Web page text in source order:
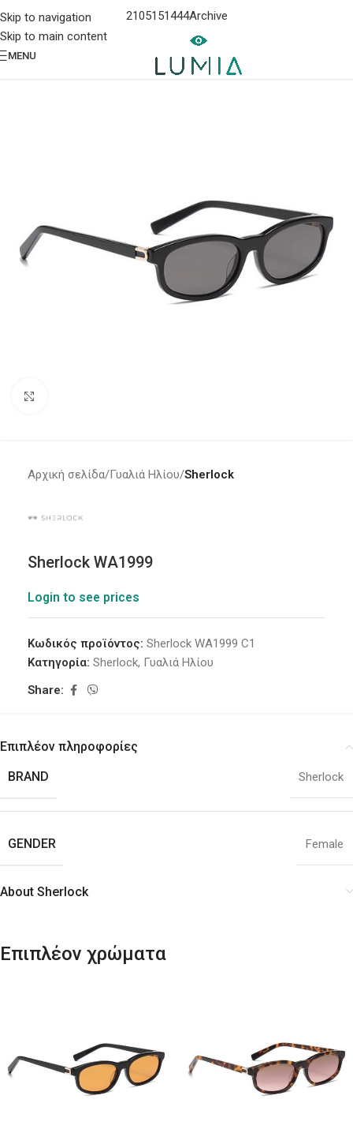
Skip to navigation
Skip to main content
2105151444Archive
MENU
Αρχική σελίδα Γυαλιά Ηλίου Sherlock
Sherlock WA1999
Login to see prices
Κωδικός προϊόντος: Sherlock WA1999 C1
Κατηγορία: Sherlock, Γυαλιά Ηλίου
Share:
Επιπλέον πληροφορίες
BRAND
Sherlock
GENDER Female
About Sherlock
Επιπλέον χρώματα